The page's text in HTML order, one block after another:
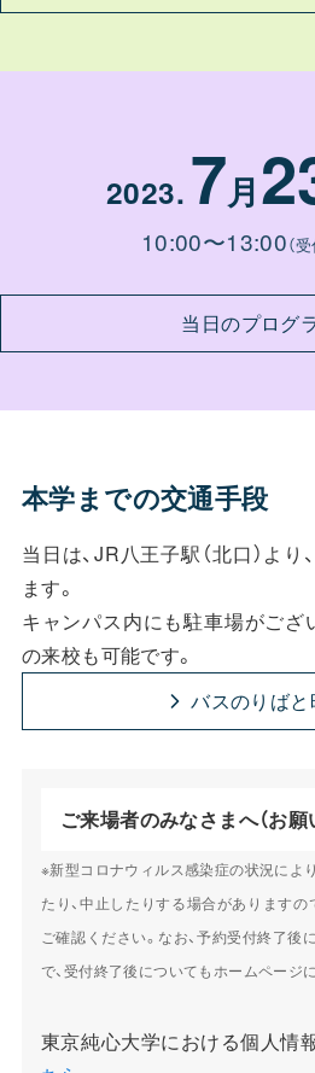
2023.7月
10:00〜13:00（
当日のプログ
本学までの交通手段
当日は、JR八王子駅（北口）よ
ます。
キャンパス内にも駐車場がござ
の来校も可能です。
バスのりばと
ご来場者のみなさまへ（お願
※新型コロナウィルス感染症の状況によ
たり、中止したりする場合がありますの
ご確認ください。なお、予約受付終了
で、受付終了後についてもホームページ
東京純心大学における個人情